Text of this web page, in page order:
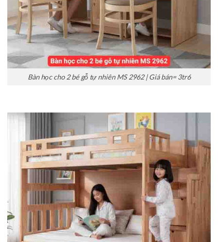
Bàn học cho 2 bé gỗ tự nhiên MS 2962 | Giá bán= 3tr6